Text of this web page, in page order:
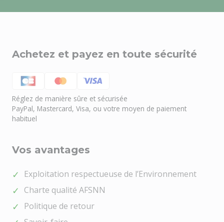
Achetez et payez en toute sécurité
Réglez de manière sûre et sécurisée
PayPal, Mastercard, Visa, ou votre moyen de paiement
habituel
Vos avantages
Exploitation respectueuse de l’Environnement
Charte qualité AFSNN
Politique de retour
Besoin d'aide ?